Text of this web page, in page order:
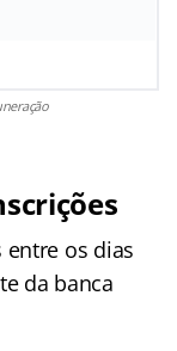
entre os dias
da banca